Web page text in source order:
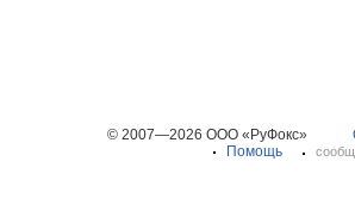
© 2007—2026 ООО «РуФокс»
Помощь